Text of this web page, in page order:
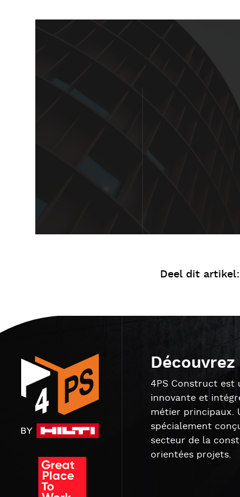
Deel dit artikel:
4PS Construct est
innovante et
métier principaux.
spécialement
secteur de la
orientées projets.